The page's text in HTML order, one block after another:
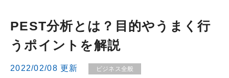
PEST分析とは？目的やうまく行
うポイントを解説
2022/02/08 更新 ビジネス全般